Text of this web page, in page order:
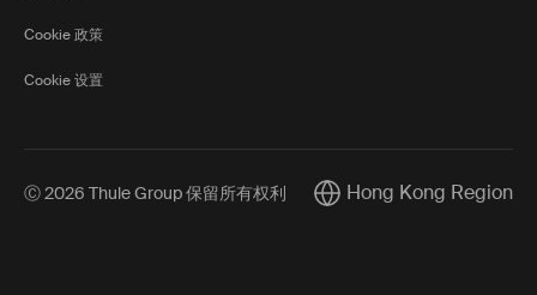
Cookie 政策
Cookie 设置
Ⓒ 2026 Thule Group 保留所有权利 Current market/Switch
Hong Kong Region